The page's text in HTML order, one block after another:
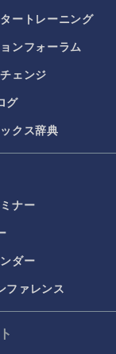
ートレーニング
ンフォーラム
ェンジ
グ
クス辞典
ナー
ダー
ファレンス